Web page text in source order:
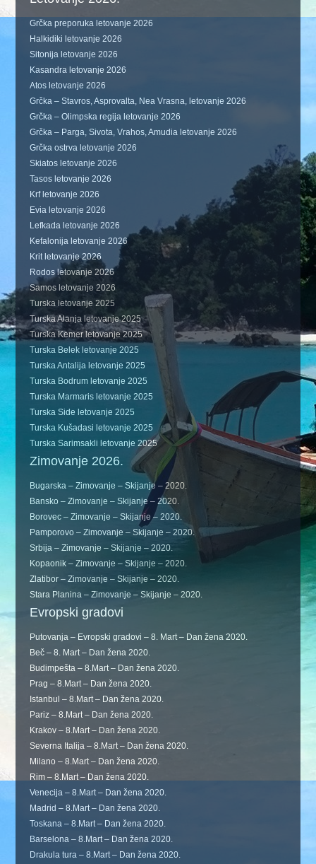
Grčka preporuka letovanje 2026
Halkidiki letovanje 2026
Sitonija letovanje 2026
Kasandra letovanje 2026
Atos letovanje 2026
Grčka – Stavros, Asprovalta, Nea Vrasna, letovanje 2026
Grčka – Olimpska regija letovanje 2026
Grčka – Parga, Sivota, Vrahos, Amudia letovanje 2026
Grčka ostrva letovanje 2026
Skiatos letovanje 2026
Tasos letovanje 2026
Krf letovanje 2026
Evia letovanje 2026
Lefkada letovanje 2026
Kefalonija letovanje 2026
Krit letovanje 2026
Rodos letovanje 2026
Samos letovanje 2026
Turska letovanje 2025
Turska Alanja letovanje 2025
Turska Kemer letovanje 2025
Turska Belek letovanje 2025
Turska Antalija letovanje 2025
Turska Bodrum letovanje 2025
Turska Marmaris letovanje 2025
Turska Side letovanje 2025
Turska Kušadasi letovanje 2025
Turska Sarimsakli letovanje 2025
Zimovanje 2026.
Bugarska – Zimovanje – Skijanje – 2020.
Bansko – Zimovanje – Skijanje – 2020.
Borovec – Zimovanje – Skijanje – 2020.
Pamporovo – Zimovanje – Skijanje – 2020.
Srbija – Zimovanje – Skijanje – 2020.
Kopaonik – Zimovanje – Skijanje – 2020.
Zlatibor – Zimovanje – Skijanje – 2020.
Stara Planina – Zimovanje – Skijanje – 2020.
Evropski gradovi
Putovanja – Evropski gradovi – 8. Mart – Dan žena 2020.
Beč – 8. Mart – Dan žena 2020.
Budimpešta – 8.Mart – Dan žena 2020.
Prag – 8.Mart – Dan žena 2020.
Istanbul – 8.Mart – Dan žena 2020.
Pariz – 8.Mart – Dan žena 2020.
Krakov – 8.Mart – Dan žena 2020.
Severna Italija – 8.Mart – Dan žena 2020.
Milano – 8.Mart – Dan žena 2020.
Rim – 8.Mart – Dan žena 2020.
Venecija – 8.Mart – Dan žena 2020.
Madrid – 8.Mart – Dan žena 2020.
Toskana – 8.Mart – Dan žena 2020.
Barselona – 8.Mart – Dan žena 2020.
Drakula tura – 8.Mart – Dan žena 2020.